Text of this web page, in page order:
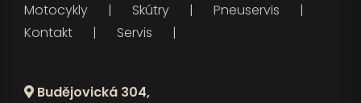
Motocykly
Skútry
Pneuservis
Kontakt
Servis
Budějovická 304,